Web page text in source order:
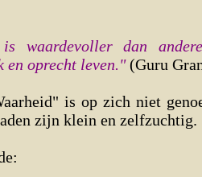
waardevoller dan
oprecht leven."(Guru
is op zich niet
zijn klein en zelfzuchtig.